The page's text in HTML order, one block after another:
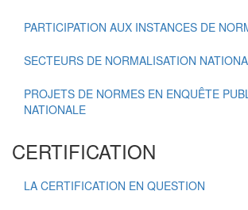
PARTICIPATION AUX INSTANCES DE
SECTEURS DE NORMALISATION
PROJETS DE NORMES EN ENQUÊTE
NATIONALE
CERTIFICATION
LA CERTIFICATION EN QUESTION